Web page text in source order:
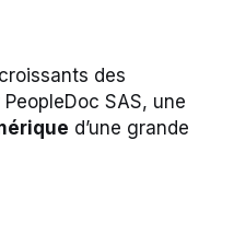
des
SAS, une
d’une grande